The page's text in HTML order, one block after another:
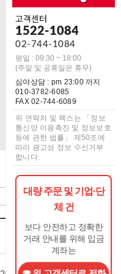
고객센터
1522-1084
02-744-1084
평일 : 09:30 ~ 18:00
(주말 및 공휴일은 휴무)
심야상담 : pm 23:00 까지
010-3782-6085
FAX 02-744-6089
위 연락처 및 팩스는 「정보
통신망 이용촉진 및 정보보호
등에 관한 법률」 제50조에
따라 광고성 정보 수신거부
합니다.
대량 주문 및 기업·단
체 건
보다 안전하고 정확한
거래 안내를 위해 입금
계좌는
작성일 조회수